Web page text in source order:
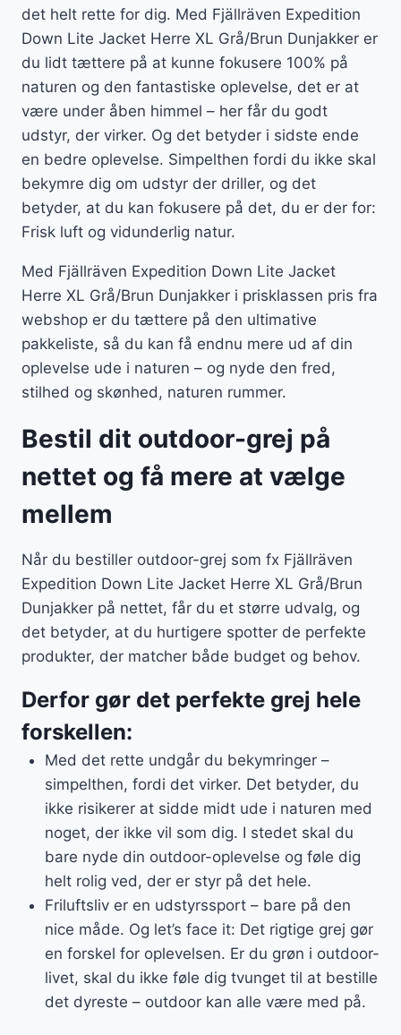
det helt rette for dig. Med Fjällräven Expedition
Down Lite Jacket Herre XL Grå/Brun Dunjakker er
du lidt tættere på at kunne fokusere 100% på
naturen og den fantastiske oplevelse, det er at
være under åben himmel – her får du godt
udstyr, der virker. Og det betyder i sidste ende
en bedre oplevelse. Simpelthen fordi du ikke skal
bekymre dig om udstyr der driller, og det
betyder, at du kan fokusere på det, du er der for:
Frisk luft og vidunderlig natur.
Med Fjällräven Expedition Down Lite Jacket
Herre XL Grå/Brun Dunjakker i prisklassen pris fra
webshop er du tættere på den ultimative
pakkeliste, så du kan få endnu mere ud af din
oplevelse ude i naturen – og nyde den fred,
stilhed og skønhed, naturen rummer.
Bestil dit outdoor-grej på
nettet og få mere at vælge
mellem
Når du bestiller outdoor-grej som fx Fjällräven
Expedition Down Lite Jacket Herre XL Grå/Brun
Dunjakker på nettet, får du et større udvalg, og
det betyder, at du hurtigere spotter de perfekte
produkter, der matcher både budget og behov.
Derfor gør det perfekte grej hele
forskellen:
Med det rette undgår du bekymringer –
simpelthen, fordi det virker. Det betyder, du
ikke risikerer at sidde midt ude i naturen med
noget, der ikke vil som dig. I stedet skal du
bare nyde din outdoor-oplevelse og føle dig
helt rolig ved, der er styr på det hele.
Friluftsliv er en udstyrssport – bare på den
nice måde. Og let’s face it: Det rigtige grej gør
en forskel for oplevelsen. Er du grøn i outdoor-
livet, skal du ikke føle dig tvunget til at bestille
det dyreste – outdoor kan alle være med på.